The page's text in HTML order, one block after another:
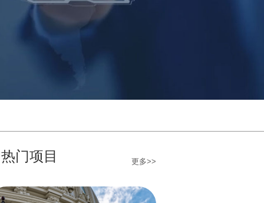
热门项目 更多>>